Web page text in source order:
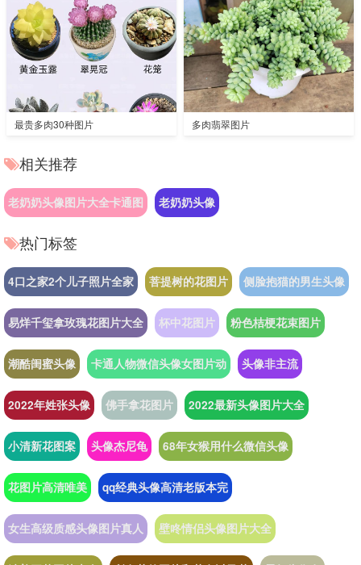
最贵多肉30种图片 多肉翡翠图片
相关推荐
老奶奶头像图片大全卡通图 老奶奶头像
热门标签
4口之家2个儿子照片全家 菩提树的花图片 侧脸抱猫的男生头像
易烊千玺拿玫瑰花图片大全 杯中花图片 粉色桔梗花束图片
潮酷闺蜜头像 卡通人物微信头像女图片动 头像非主流
2022年姓张头像 佛手拿花图片 2022最新头像图片大全
小清新花图案 头像杰尼龟 68年女猴用什么微信头像
花图片高清唯美 qq经典头像高清老版本完
女生高级质感头像图片真人 壁咚情侣头像图片大全